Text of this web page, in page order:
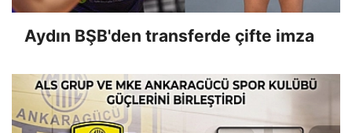
Aydın BŞB'den transferde çifte imza